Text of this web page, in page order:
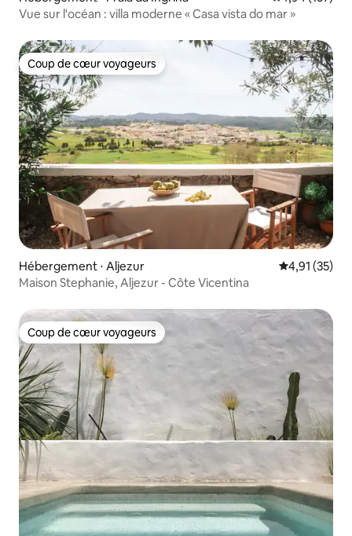
Vue sur l'océan : villa moderne « Casa vista do mar »
Coup de cœur voyageurs
Coup de cœur voyageurs
Hébergement ⋅ Aljezur Évaluation
4,91 (35)
Maison Stephanie, Aljezur - Côte Vicentina
Coup de cœur voyageurs
Coup de cœur voyageurs